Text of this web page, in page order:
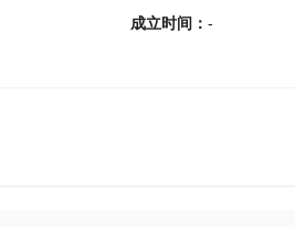
成立时间 ： -